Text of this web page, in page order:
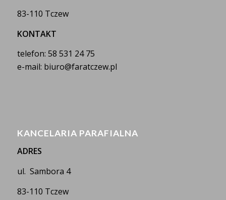
83-110 Tczew
KONTAKT
telefon: 58 531 24 75
e-mail: biuro@faratczew.pl
KANCELARIA PARAFIALNA
ADRES
ul. Sambora 4
83-110 Tczew